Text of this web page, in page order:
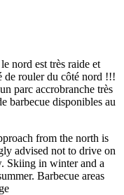
nord est très raide et
de rouler du côté nord !!!
parc accrobranche très
barbecue disponibles au
from the north is
advised not to drive on
Skiing in winter and a
Barbecue areas